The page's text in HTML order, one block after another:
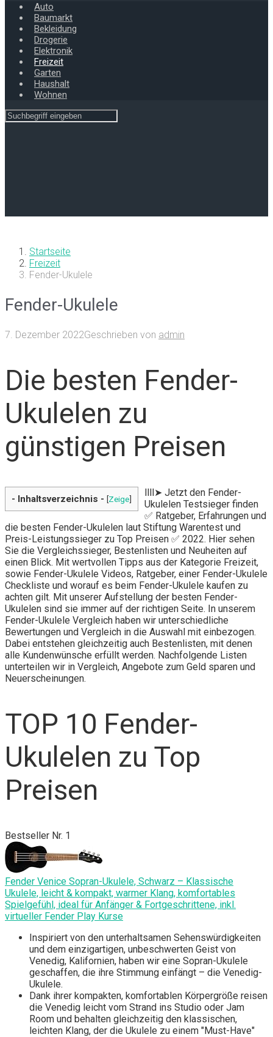
Auto
Baumarkt
Bekleidung
Drogerie
Elektronik
Freizeit
Garten
Haushalt
Wohnen
Startseite
Freizeit
Fender-Ukulele
Fender-Ukulele
7. Dezember 2022Geschrieben von admin
Die besten Fender-
Ukulelen zu
günstigen Preisen
- Inhaltsverzeichnis - [Zeige]
llll➤ Jetzt den Fender-
Ukulelen Testsieger finden
✅ Ratgeber, Erfahrungen und
die besten Fender-Ukulelen laut Stiftung Warentest und
Preis-Leistungssieger zu Top Preisen ✅ 2022. Hier sehen
Sie die Vergleichssieger, Bestenlisten und Neuheiten auf
einen Blick. Mit wertvollen Tipps aus der Kategorie Freizeit,
sowie Fender-Ukulele Videos, Ratgeber, einer Fender-Ukulele
Checkliste und worauf es beim Fender-Ukulele kaufen zu
achten gilt. Mit unserer Aufstellung der besten Fender-
Ukulelen sind sie immer auf der richtigen Seite. In unserem
Fender-Ukulele Vergleich haben wir unterschiedliche
Bewertungen und Vergleich in die Auswahl mit einbezogen.
Dabei entstehen gleichzeitig auch Bestenlisten, mit denen
alle Kundenwünsche erfüllt werden. Nachfolgende Listen
unterteilen wir in Vergleich, Angebote zum Geld sparen und
Neuerscheinungen.
TOP 10 Fender-
Ukulelen zu Top
Preisen
Bestseller Nr. 1
Fender Venice Sopran-Ukulele, Schwarz – Klassische
Ukulele, leicht & kompakt, warmer Klang, komfortables
Spielgefühl, ideal für Anfänger & Fortgeschrittene, inkl.
virtueller Fender Play Kurse
Inspiriert von den unterhaltsamen Sehenswürdigkeiten
und dem einzigartigen, unbeschwerten Geist von
Venedig, Kalifornien, haben wir eine Sopran-Ukulele
geschaffen, die ihre Stimmung einfängt – die Venedig-
Ukulele.
Dank ihrer kompakten, komfortablen Körpergröße reisen
die Venedig leicht vom Strand ins Studio oder Jam
Room und behalten gleichzeitig den klassischen,
leichten Klang, der die Ukulele zu einem "Must-Have"